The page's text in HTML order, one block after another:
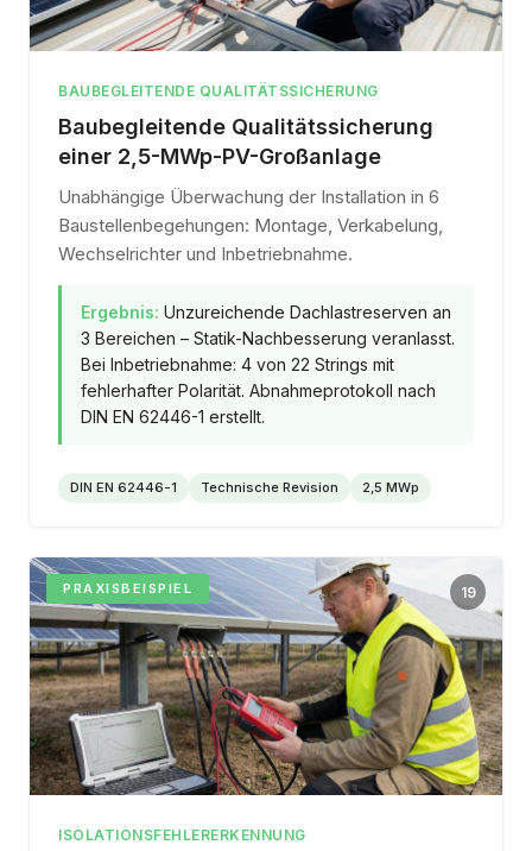
BAUBEGLEITENDE QUALITÄTSSICHERUNG
Baubegleitende Qualitätssicherung
einer 2,5-MWp-PV-Großanlage
Unabhängige Überwachung der Installation in 6
Baustellenbegehungen: Montage, Verkabelung,
Wechselrichter und Inbetriebnahme.
Ergebnis: Unzureichende Dachlastreserven an
3 Bereichen – Statik-Nachbesserung veranlasst.
Bei Inbetriebnahme: 4 von 22 Strings mit
fehlerhafter Polarität. Abnahmeprotokoll nach
DIN EN 62446-1 erstellt.
DIN EN 62446-1 Technische Revision 2,5 MWp
PRAXISBEISPIEL 19
ISOLATIONSFEHLERERKENNUNG